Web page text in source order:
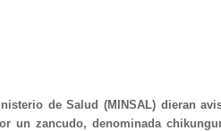
de Salud (MINSAL) dieran
un zancudo, denominada